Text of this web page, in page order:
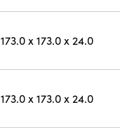
173.0 x 173.0 x 24.0
173.0 x 173.0 x 24.0